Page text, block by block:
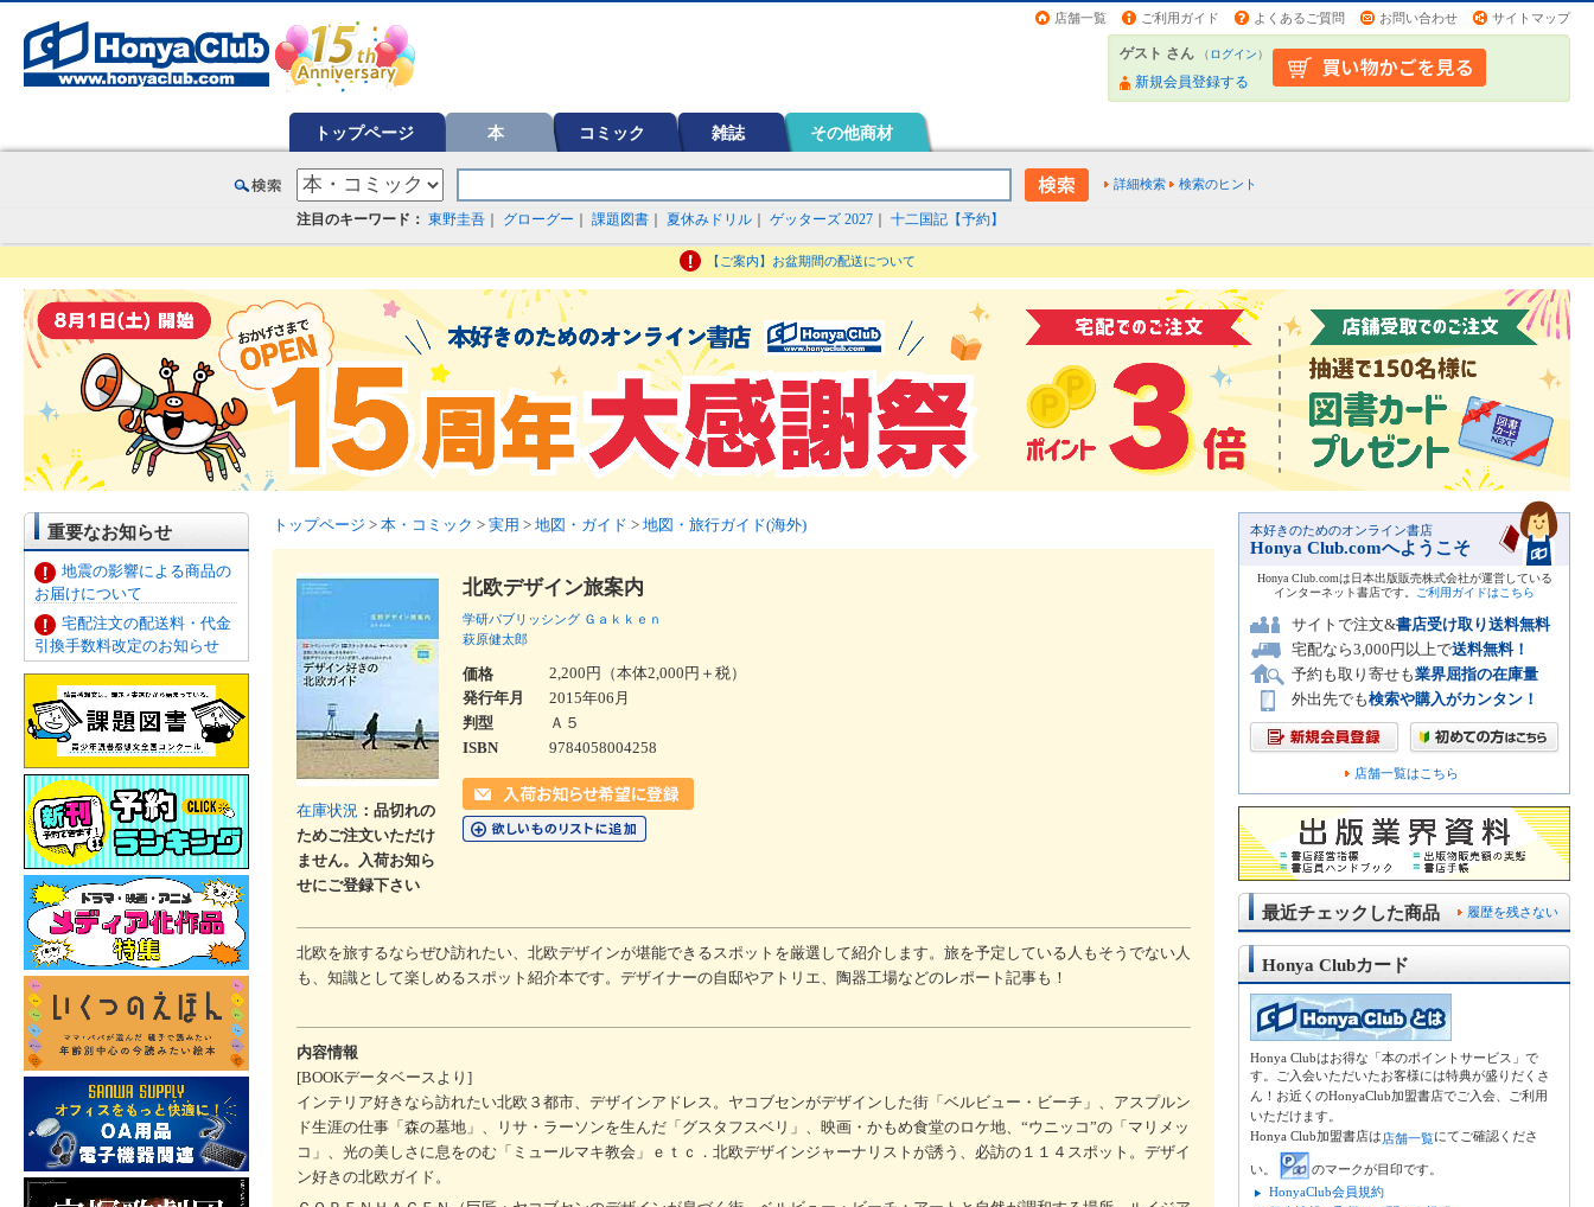
店舗一覧 ご利用ガイド よくあるご質問 お問い合わせ サイトマップ
ゲスト さん （ログイン）
新規会員登録する
トップページ 本 コミック 雑誌 その他商材
詳細検索 検索のヒント
注目のキーワード： 東野圭吾 グローグー 課題図書 夏休みドリル ゲッターズ 2027 十二国記【予約】
【ご案内】お盆期間の配送について
重要なお知らせ
地震の影響による商品の
お届けについて
宅配注文の配送料・代金
引換手数料改定のお知らせ
トップページ > 本・コミック > 実用 > 地図・ガイド > 地図・旅行ガイド(海外)
在庫状況 ：品切れの
ためご注文いただけ
ません。入荷お知ら
せにご登録下さい
北欧デザイン旅案内
学研パブリッシング Ｇａｋｋｅｎ
萩原健太郎
価格
2,200円（本体2,000円＋税）
発行年月
2015年06月
判型
Ａ５
ISBN
9784058004258
北欧を旅するならぜひ訪れたい、北欧デザインが堪能できるスポットを厳選して紹介します。旅を予定している人もそうでない人
も、知識として楽しめるスポット紹介本です。デザイナーの自邸やアトリエ、陶器工場などのレポート記事も！
内容情報
[BOOKデータベースより]
インテリア好きなら訪れたい北欧３都市、デザインアドレス。ヤコブセンがデザインした街「ベルビュー・ビーチ」、アスプルン
ド生涯の仕事「森の墓地」、リサ・ラーソンを生んだ「グスタフスベリ」、映画・かもめ食堂のロケ地、“ウニッコ”の「マリメッ
コ」、光の美しさに息をのむ「ミュールマキ教会」ｅｔｃ．北欧デザインジャーナリストが誘う、必訪の１１４スポット。デザイ
ン好きの北欧ガイド。
本好きのためのオンライン書店
Honya Club.comへようこそ
Honya Club.comは日本出版販売株式会社が運営している
インターネット書店です。
ご利用ガイドはこちら
サイトで注文&書店受け取り送料無料
宅配なら3,000円以上で送料無料！
予約も取り寄せも業界屈指の在庫量
外出先でも検索や購入がカンタン！
店舗一覧はこちら
履歴を残さない
最近チェックした商品
Honya Clubカード
Honya Clubはお得な「本のポイントサービス」で
す。ご入会いただいたお客様には特典が盛りだくさ
ん！お近くのHonyaClub加盟書店でご入会、ご利用
いただけます。
Honya Club加盟書店は店舗一覧にてご確認くださ
い。
のマークが目印です。
HonyaClub会員規約